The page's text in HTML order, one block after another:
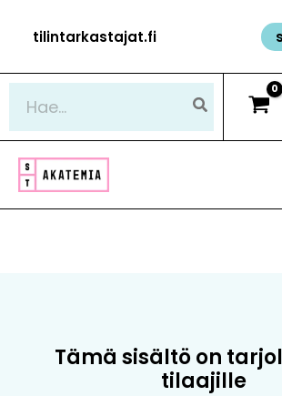
sisältöön
tilintarkastajat.fi
Tämä sisältö on
tilaajille